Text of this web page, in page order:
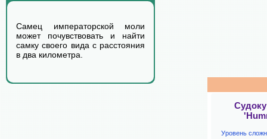
Самец императорской моли
может почувствовать и найти
самку своего вида с расстояния
в два километра.
Уровень